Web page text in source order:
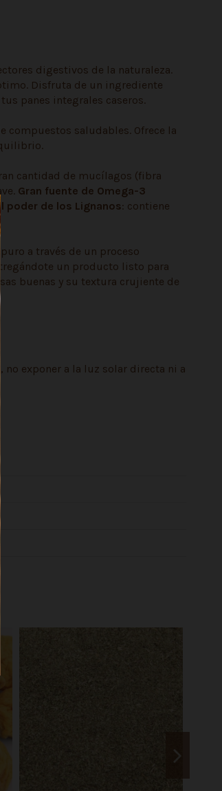
digestivos de la naturaleza.
Disfruta de un ingrediente
panes integrales caseros.
compuestos saludables. Ofrece la
cantidad de mucílagos (fibra
Gran fuente de Omega-3
poder de los Lignanos: contiene
a través de un proceso
un producto listo para
buenas y su textura crujiente de
no exponer a la luz solar directa ni a